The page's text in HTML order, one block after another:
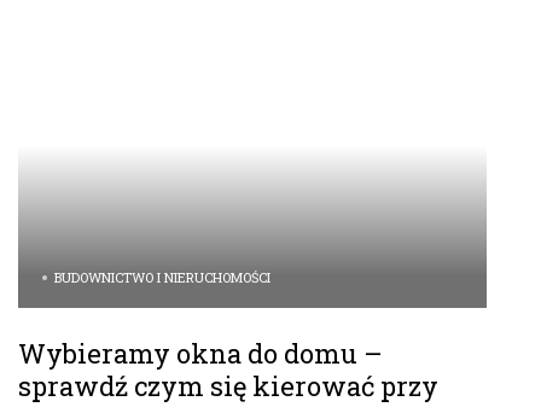
BUDOWNICTWO I NIERUCHOMOŚCI
Wybieramy okna do domu –
sprawdź czym się kierować przy